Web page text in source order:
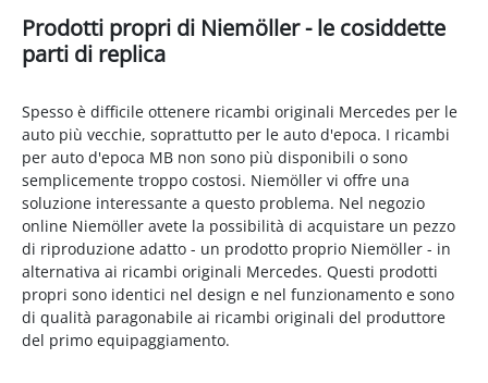
Prodotti propri di Niemöller - le cosiddette
parti di replica
Spesso è difficile ottenere ricambi originali Mercedes per le
auto più vecchie, soprattutto per le auto d'epoca. I ricambi
per auto d'epoca MB non sono più disponibili o sono
semplicemente troppo costosi. Niemöller vi offre una
soluzione interessante a questo problema. Nel negozio
online Niemöller avete la possibilità di acquistare un pezzo
di riproduzione adatto - un prodotto proprio Niemöller - in
alternativa ai ricambi originali Mercedes. Questi prodotti
propri sono identici nel design e nel funzionamento e sono
di qualità paragonabile ai ricambi originali del produttore
del primo equipaggiamento.